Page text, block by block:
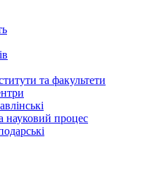
та факультети
науковий процес